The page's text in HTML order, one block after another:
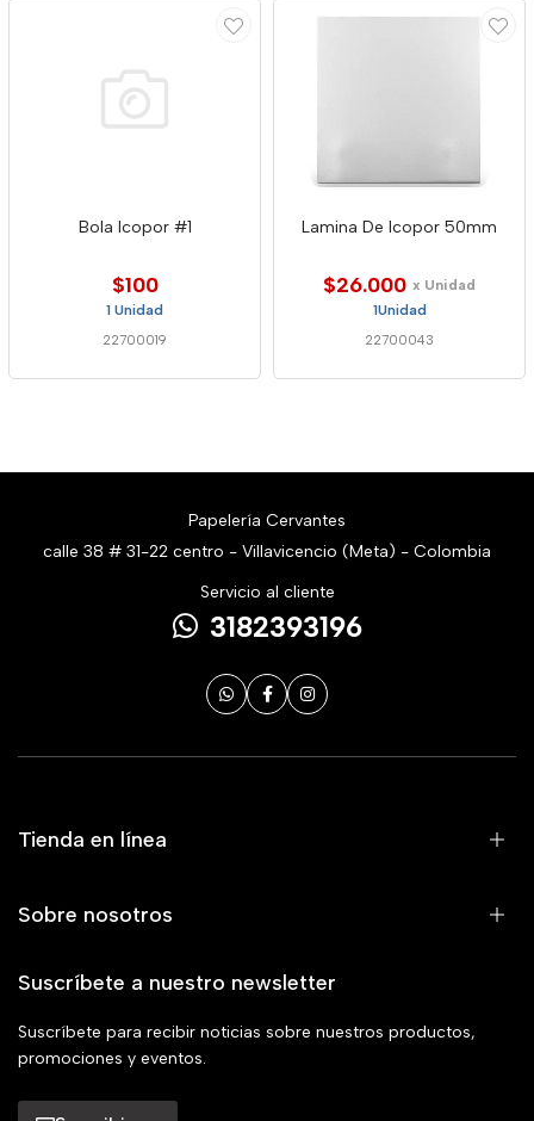
Bola Icopor #1
$100
1 Unidad
22700019
Lamina De Icopor 50mm
$26.000 x Unidad
1Unidad
22700043
Papelería Cervantes
calle 38 # 31-22 centro - Villavicencio (Meta) - Colombia
Servicio al cliente
3182393196
Tienda en línea
Sobre nosotros
Suscríbete a nuestro newsletter
Suscríbete para recibir noticias sobre nuestros productos,
promociones y eventos.